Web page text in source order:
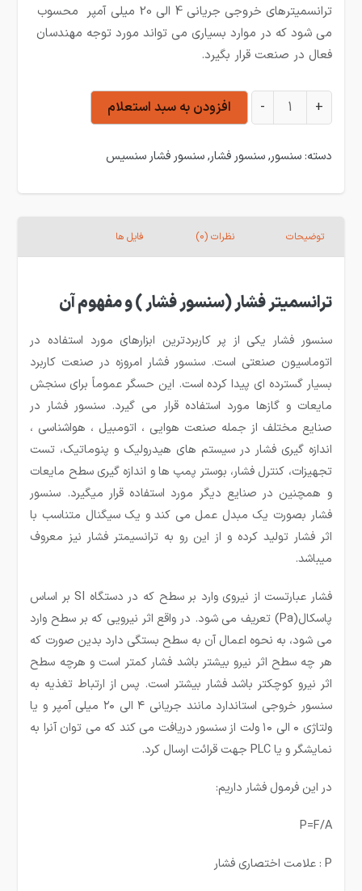
ترانسمیترهای خروجی جریانی 4 الی 20 میلی آمپر محسوب
می شود که در موارد بسیاری می تواند مورد توجه مهندسان
فعال در صنعت قرار بگیرد.
سنسور و نمایشگر اختلاف فشار سنسیس 20 میلی بار DPLH 0.02 B عدد
+
- افزودن به سبد استعلام
دسته:سنسور,سنسور فشار,سنسور فشار سنسیس
توضیحات نظرات (0) فایل ها
ترانسمیتر فشار (سنسور فشار ) و مفهوم آن
سنسور فشار یکی از پر کاربردترین ابزارهای مورد استفاده در
اتوماسیون صنعتی است. سنسور فشار امروزه در صنعت کاربرد
بسیار گسترده ای پیدا کرده است. این حسگر عموماً برای سنجش
مایعات و گازها مورد استفاده قرار می گیرد. سنسور فشار در
صنایع مختلف از جمله صنعت هوایی ، اتومبیل ، هواشناسی ،
اندازه گیری فشار در سیستم های هیدرولیک و پنوماتیک، تست
تجهیزات، کنترل فشار، بوستر پمپ ها و اندازه گیری سطح مایعات
و همچنین در صنایع دیگر مورد استفاده قرار میگیرد. سنسور
فشار بصورت یک مبدل عمل می کند و یک سیگنال متناسب با
اثر فشار تولید کرده و از این رو به ترانسیمتر فشار نیز معروف
میباشد.
فشار عبارتست از نیروی وارد بر سطح که در دستگاه SI بر اساس
پاسکال(Pa) تعریف می شود. در واقع اثر نیرویی که بر سطح وارد
می شود، به نحوه اعمال آن به سطح بستگی دارد بدین صورت که
هر چه سطح اثر نیرو بیشتر باشد فشار کمتر است و هرچه سطح
اثر نیرو کوچکتر باشد فشار بیشتر است. پس از ارتباط تغذیه به
سنسور خروجی استاندارد مانند جریانی ۴ الی ۲۰ میلی آمپر و یا
ولتاژی ۰ الی ۱۰ ولت از سنسور دریافت می کند که می توان آنرا به
نمایشگر و یا PLC جهت قرائت ارسال کرد.
در این فرمول فشار داریم:
P=F/A
P : علامت اختصاری فشار